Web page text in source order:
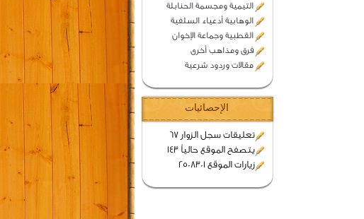
التيمية ومجسمة الحنابلة
الوهابية أدعياء السلفية
القطبية وجماعة الإخوان
فرق ومذاهب أخرى
مقالات وردود شرعية
الإحصائيات
تعليقات سجل الزوار 67
يتصفح الموقع حالياً 143
زيارات الموقع 2508301